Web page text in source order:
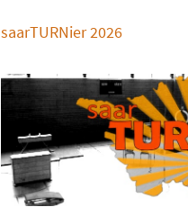
saarTURNier 2026